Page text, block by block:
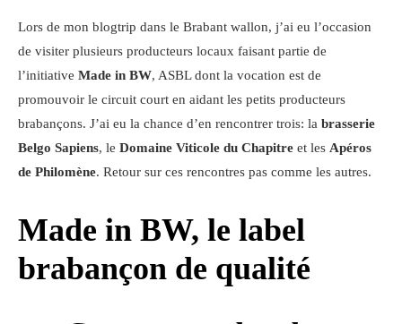
Lors de mon blogtrip dans le Brabant wallon, j’ai eu l’occasion
de visiter plusieurs producteurs locaux faisant partie de
l’initiative Made in BW, ASBL dont la vocation est de
promouvoir le circuit court en aidant les petits producteurs
brabançons. J’ai eu la chance d’en rencontrer trois: la brasserie
Belgo Sapiens, le Domaine Viticole du Chapitre et les Apéros
de Philomène. Retour sur ces rencontres pas comme les autres.
Made in BW, le label
brabançon de qualité